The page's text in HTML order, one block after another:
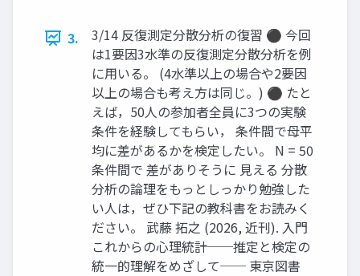
3.
3/14 反復測定分散分析の復習 ⚫ 今回
は1要因3水準の反復測定分散分析を例
に用いる。 (4水準以上の場合や2要因
以上の場合も考え方は同じ。) ⚫ たと
えば，50人の参加者全員に3つの実験
条件を経験してもらい， 条件間で母平
均に差があるかを検定したい。 N = 50
条件間で 差がありそうに 見える 分散
分析の論理をもっとしっかり勉強した
い人は，ぜひ下記の教科書をお読みく
ださい。 武藤 拓之 (2026, 近刊). 入門
これからの心理統計──推定と検定の
統一的理解をめざして── 東京図書